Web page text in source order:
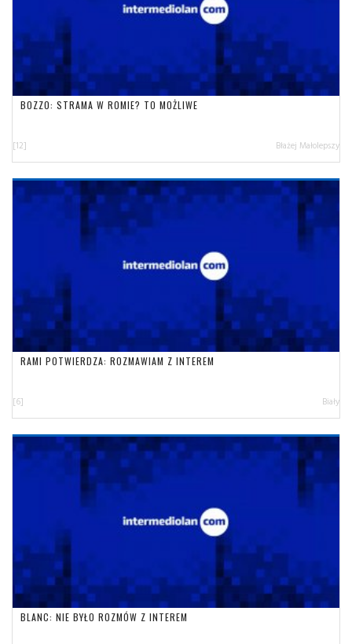
BOZZO: STRAMA W ROMIE? TO MOŻLIWE
[12] Błażej Małolepszy
RAMI POTWIERDZA: ROZMAWIAM Z INTEREM
[6] Biały
BLANC: NIE BYŁO ROZMÓW Z INTEREM